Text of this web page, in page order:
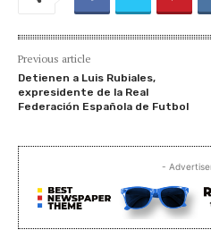
Previous article
Detienen a Luis Rubiales,
expresidente de la Real
Federación Española de Futbol
-